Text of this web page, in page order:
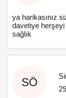
ya harikasınız
davetiye herşeyi
sağlık
SÖ